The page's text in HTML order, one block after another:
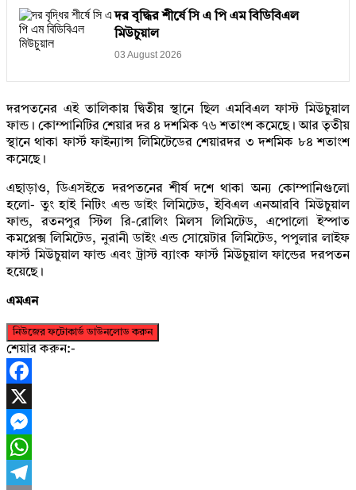
দর বৃদ্ধির শীর্ষে সি এ পি এম বিডিবিএল
মিউচুয়াল
03 August 2026
দরপতনের এই তালিকায় দ্বিতীয় স্থানে ছিল এমবিএল ফাস্ট মিউচুয়াল
ফান্ড। কোম্পানিটির শেয়ার দর ৪ দশমিক ৭৬ শতাংশ কমেছে। আর তৃতীয়
স্থানে থাকা ফার্স্ট ফাইন্যান্স লিমিটেডের শেয়ারদর ৩ দশমিক ৮৪ শতাংশ
কমেছে।
এছাড়াও, ডিএসইতে দরপতনের শীর্ষ দশে থাকা অন্য কোম্পানিগুলো
হলো- তুং হাই নিটিং এন্ড ডাইং লিমিটেড, ইবিএল এনআরবি মিউচুয়াল
ফান্ড, রতনপুর স্টিল রি-রোলিং মিলস লিমিটেড, এপোলো ইস্পাত
কমপ্লেক্স লিমিটেড, নুরানী ডাইং এন্ড সোয়েটার লিমিটেড, পপুলার লাইফ
ফার্স্ট মিউচুয়াল ফান্ড এবং ট্রাস্ট ব্যাংক ফার্স্ট মিউচুয়াল ফান্ডের দরপতন
হয়েছে।
এমএন
নিউজের ফটোকার্ড ডাউনলোড করুন
শেয়ার করুন:-
Facebook
X
Messenger
WhatsApp